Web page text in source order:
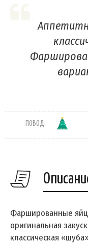
ПОВОД:
Фаршированные
оригинальная
классическая